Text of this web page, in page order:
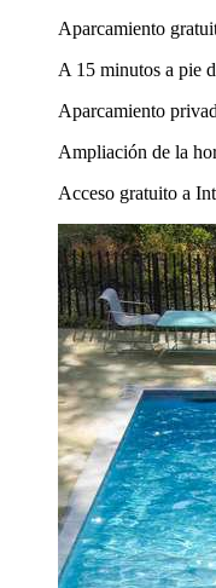
Aparcamiento
A 15 minutos a pie
Aparcamiento
Ampliación de la
Acceso gratuito a